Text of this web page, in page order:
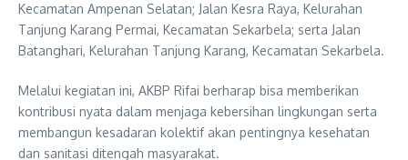
Kecamatan Ampenan Selatan; Jalan Kesra Raya, Kelurahan
Tanjung Karang Permai, Kecamatan Sekarbela; serta Jalan
Batanghari, Kelurahan Tanjung Karang, Kecamatan Sekarbela.
Melalui kegiatan ini, AKBP Rifai berharap bisa memberikan
kontribusi nyata dalam menjaga kebersihan lingkungan serta
membangun kesadaran kolektif akan pentingnya kesehatan
dan sanitasi ditengah masyarakat.